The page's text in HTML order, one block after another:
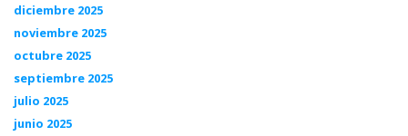
diciembre 2025
noviembre 2025
octubre 2025
septiembre 2025
julio 2025
junio 2025